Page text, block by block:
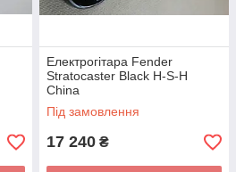
Електрогітара Fender
Stratocaster Black H-S-H
China
Під замовлення
17 240 ₴